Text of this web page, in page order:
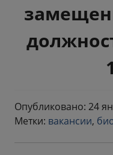
Опубликовано: 24
Метки: вакансии,